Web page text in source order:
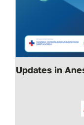
Updates in